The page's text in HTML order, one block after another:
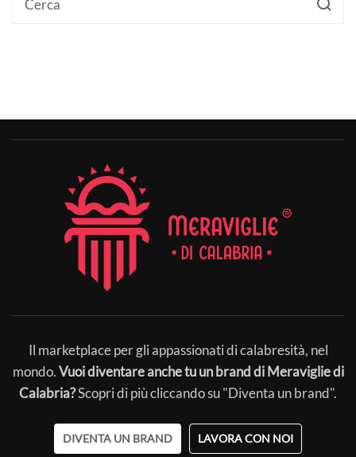
Il marketplace per gli appassionati di calabresità, nel
mondo.Vuoi diventare anche tu un brand di Meraviglie di
Calabria?Scopri di più cliccando su "Diventa un brand".
DIVENTA UN BRAND LAVORA CON NOI